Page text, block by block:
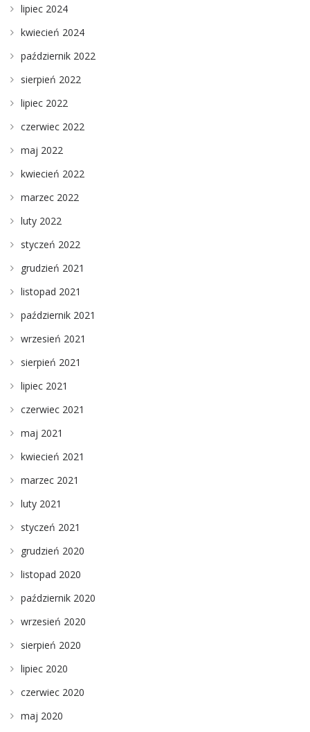
lipiec 2024
kwiecień 2024
październik 2022
sierpień 2022
lipiec 2022
czerwiec 2022
maj 2022
kwiecień 2022
marzec 2022
luty 2022
styczeń 2022
grudzień 2021
listopad 2021
październik 2021
wrzesień 2021
sierpień 2021
lipiec 2021
czerwiec 2021
maj 2021
kwiecień 2021
marzec 2021
luty 2021
styczeń 2021
grudzień 2020
listopad 2020
październik 2020
wrzesień 2020
sierpień 2020
lipiec 2020
czerwiec 2020
maj 2020